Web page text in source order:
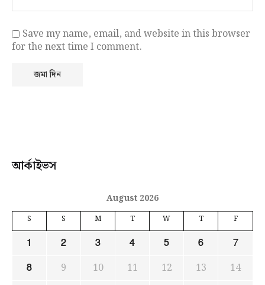
Save my name, email, and website in this browser
for the next time I comment.
আর্কাইভস
August 2026
S S M T W T F
1 2 3 4 5 6
7
8
9 10 11 12 13
14